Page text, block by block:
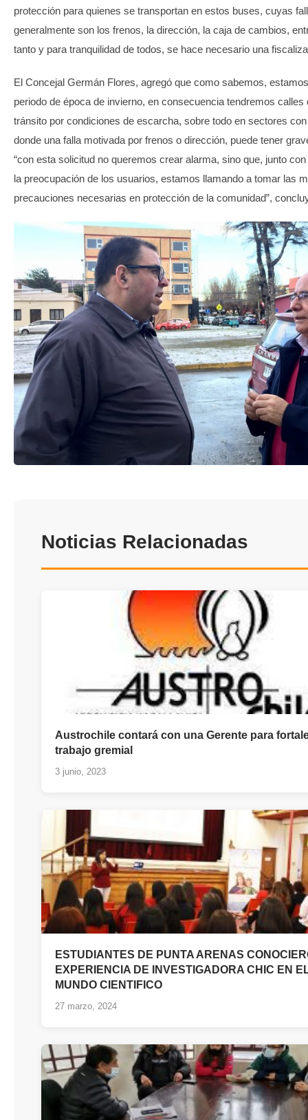
protección para quienes se transportan en estos buses, cuyas
generalmente son los frenos, la dirección, la caja de cambios,
tanto y para tranquilidad de todos, se hace necesario una
El Concejal Germán Flores, agregó que como sabemos,
periodo de época de invierno, en consecuencia tendremos calles
tránsito por condiciones de escarcha, sobre todo en sectores
donde una falla motivada por frenos o dirección, puede tener
“con esta solicitud no queremos crear alarma, sino que, junto
la preocupación de los usuarios, estamos llamando a tomar las
precauciones necesarias en protección de la comunidad”,
Noticias Relacionadas
Austrochile contará con una Gerente para
trabajo gremial
3 junio, 2023
ESTUDIANTES DE PUNTA ARENAS
EXPERIENCIA DE INVESTIGADORA CHIC EN
MUNDO CIENTIFICO
27 marzo, 2024